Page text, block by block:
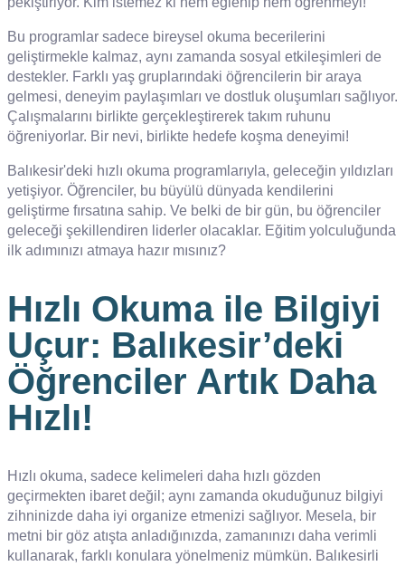
Bu programlar sadece bireysel okuma becerilerini
geliştirmekle kalmaz, aynı zamanda sosyal etkileşimleri de
destekler. Farklı yaş gruplarındaki öğrencilerin bir araya
gelmesi, deneyim paylaşımları ve dostluk oluşumları sağlıyor.
Çalışmalarını birlikte gerçekleştirerek takım ruhunu
öğreniyorlar. Bir nevi, birlikte hedefe koşma deneyimi!
Balıkesir'deki hızlı okuma programlarıyla, geleceğin yıldızları
yetişiyor. Öğrenciler, bu büyülü dünyada kendilerini
geliştirme fırsatına sahip. Ve belki de bir gün, bu öğrenciler
geleceği şekillendiren liderler olacaklar. Eğitim yolculuğunda
ilk adımınızı atmaya hazır mısınız?
Hızlı Okuma ile Bilgiyi
Uçur: Balıkesir’deki
Öğrenciler Artık Daha
Hızlı!
Hızlı okuma, sadece kelimeleri daha hızlı gözden
geçirmekten ibaret değil; aynı zamanda okuduğunuz bilgiyi
zihninizde daha iyi organize etmenizi sağlıyor. Mesela, bir
metni bir göz atışta anladığınızda, zamanınızı daha verimli
kullanarak, farklı konulara yönelmeniz mümkün. Balıkesirli